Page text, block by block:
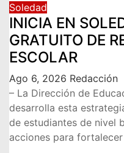
Soledad
INICIA EN
GRATUITO DE
ESCOLAR
Ago 6, 2026 Redacción
– La Dirección de
desarrolla esta
de estudiantes de nivel
acciones para